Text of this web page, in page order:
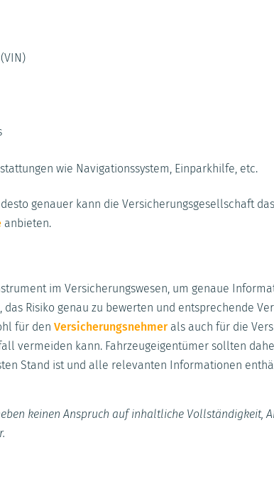
wie Navigationssystem, Einparkhilfe, etc.
genauer kann die Versicherungsgesellschaft das
anbieten.
im Versicherungswesen, um genaue
Risiko genau zu bewerten und entsprechende
für den Versicherungsnehmerals auch für die
vermeiden kann. Fahrzeugeigentümer sollten
Stand ist und alle relevanten Informationen
keinen Anspruch auf inhaltliche Vollständigkeit,